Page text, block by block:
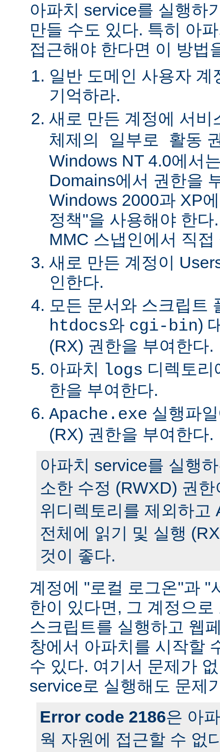
아파치 service를 실행하
만들 수도 있다. 특히 아
접근해야 한다면 이 방법
일반 도메인 사용자
기억하라.
새로 만든 계정에 서비
체제의 일부로 활동
Windows NT 4.0에서
Domains에서 권한을
Windows 2000과 XP
정책"을 사용해야 한
MMC 스냅인에서 직
새로 만든 계정이
인한다.
모든 문서와 스크립트
htdocs와 cgi-bin)
(RX) 권한을 부여한다.
아파치 logs 디렉토리
한을 부여한다.
Apache.exe 실행파
(RX) 권한을 부여한다.
아파치 service를 실행
소한 수정 (RWXD) 권
위디렉토리를 제외하고
전체에 읽기 및 실행
것이 좋다.
계정에 "로컬 로그온"과 "
한이 있다면, 그 계정으
스크립트를 실행하고 웹
창에서 아파치를 시작할
수 있다. 여기서 문제가
service로 실행해도 문제
Error code 2186은 아
웍 자원에 접근할 수 없